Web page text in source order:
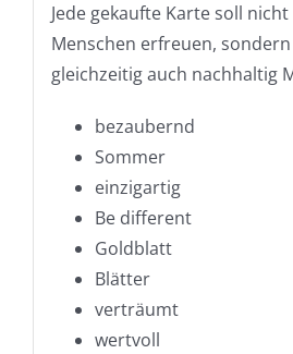
Jede gekaufte Karte soll
Menschen erfreuen,
gleichzeitig auch nachhaltig
bezaubernd
Sommer
einzigartig
Be different
Goldblatt
Blätter
verträumt
wertvoll